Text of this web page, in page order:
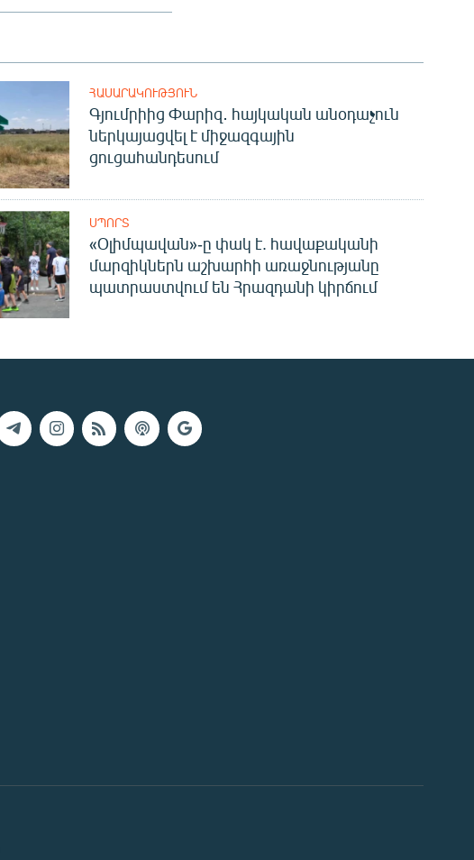
ՀԱՍԱՐԱԿՈՒԹՅՈՒՆ
Գյումրիից Փարիզ․ հայկական անօդաչուն
ներկայացվել է միջազգային
ցուցահանդեսում
ՍՊՈՐՏ
«Օլիմպավան»-ը փակ է. հավաքականի
մարզիկներն աշխարհի առաջնությանը
պատրաստվում են Հրազդանի կիրճում